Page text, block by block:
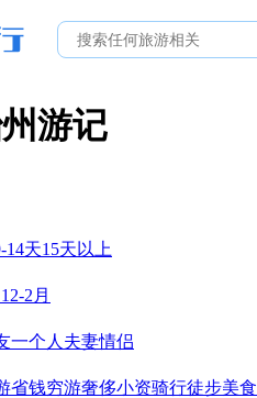
游记
14天15天以上
12-2月
一个人 夫妻情侣
省钱穷游奢侈小资骑行徒步美食